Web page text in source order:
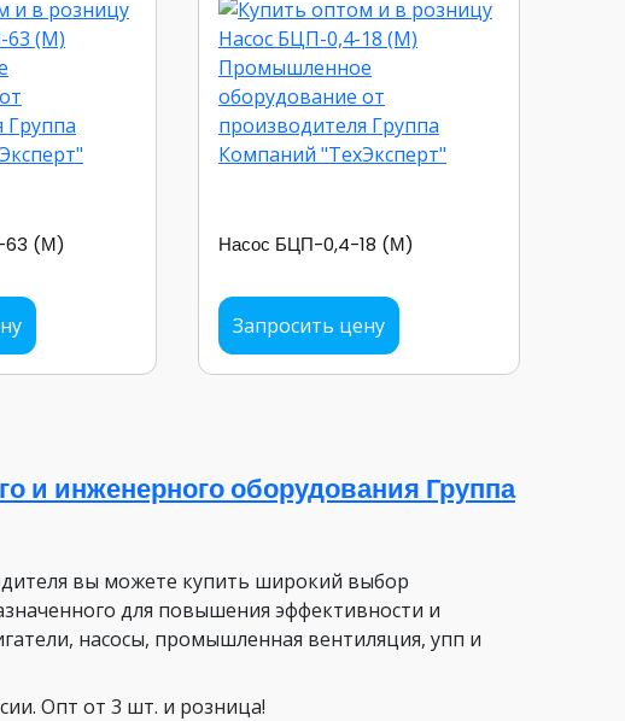
63 (М) Насос БЦП-0,4-18 (М)
Запросить цену
и инженерного оборудования Группа
вы можете купить широкий выбор
для повышения эффективности и
насосы, промышленная вентиляция, упп и
Опт от 3 шт. и розница!